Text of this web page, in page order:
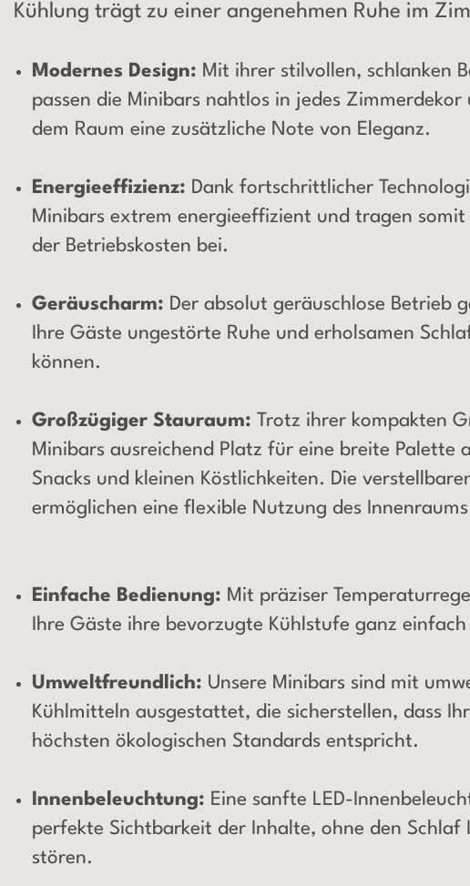
Kühlung trägt zu einer angenehmen Ruhe im
Modernes Design: Mit ihrer stilvollen, schlanken
passen die Minibars nahtlos in jedes Zimmerdekor
dem Raum eine zusätzliche Note von Eleganz.
Energieeffizienz: Dank fortschrittlicher
Minibars extrem energieeffizient und tragen somit
der Betriebskosten bei.
Geräuscharm: Der absolut geräuschlose Betrieb
Ihre Gäste ungestörte Ruhe und erholsamen
können.
Großzügiger Stauraum: Trotz ihrer kompakten
Minibars ausreichend Platz für eine breite Palette
Snacks und kleinen Köstlichkeiten. Die
ermöglichen eine flexible Nutzung des
Einfache Bedienung: Mit präziser
Ihre Gäste ihre bevorzugte Kühlstufe ganz einfach
Umweltfreundlich: Unsere Minibars sind mit
Kühlmitteln ausgestattet, die sicherstellen, dass
höchsten ökologischen Standards entspricht.
Innenbeleuchtung: Eine sanfte LED-
perfekte Sichtbarkeit der Inhalte, ohne den Schlaf
stören.